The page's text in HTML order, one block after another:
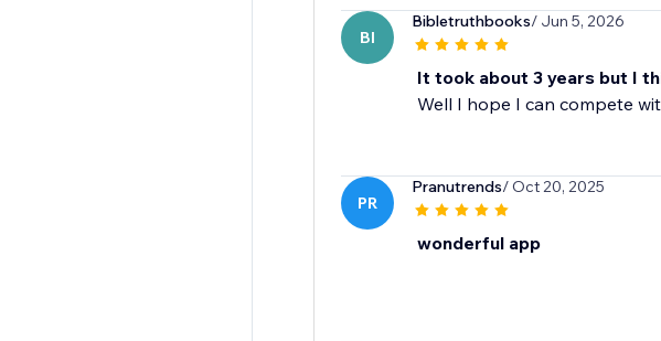
BI
Bibletruthbooks/ Jun 5, 2026
It took about 3 years but I
Well I hope I can compete
PR
Pranutrends/ Oct 20, 2025
wonderful app